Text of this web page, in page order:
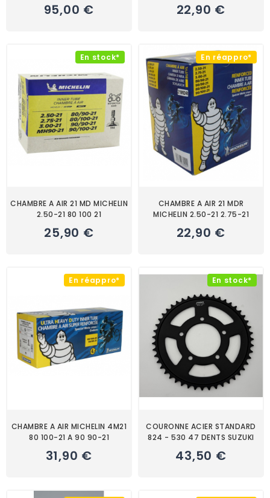
95,00 € 22,90 €
En stock*
CHAMBRE A AIR 21 MD MICHELIN
2.50-21 80 100 21
25,90 €
En réappro*
CHAMBRE A AIR 21 MDR
MICHELIN 2.50-21 2.75-21
22,90 €
En réappro*
CHAMBRE A AIR MICHELIN 4M21
80 100-21 A 90 90-21
31,90 €
En stock*
COURONNE ACIER STANDARD
824 - 530 47 DENTS SUZUKI
43,50 €